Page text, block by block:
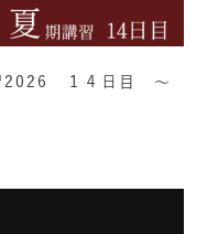
2026 １４日目 ～